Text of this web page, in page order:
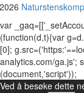
var
(function(d,t){var
[0];
analytics.com/ga.js';
(document,'script'));
Ved å besøke dette